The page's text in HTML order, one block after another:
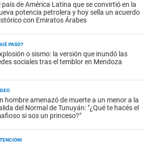
país de América Latina que se convirtió en la
potencia petrolera y hoy sella un acuerdo
con Emiratos Árabes
PASÓ?
o sismo: la versión que inundó las
sociales tras el temblor en Mendoza
hombre amenazó de muerte a un menor a la
del Normal de Tunuyán: "¿Qué te hacés el
si sos un princeso?"